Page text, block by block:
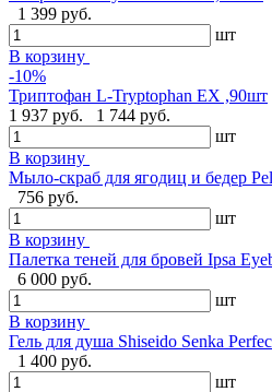
1 399 руб.
шт
В корзину
-10%
Триптофан L-Tryptophan EX ,90шт
1 937 руб.
1 744 руб.
шт
В корзину
Мыло-скраб для ягодиц и бедер
756 руб.
шт
В корзину
Палетка теней для бровей Ipsa
6 000 руб.
шт
В корзину
Гель для душа Shiseido Senka
1 400 руб.
шт